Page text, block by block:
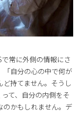
常に外側の情報にさ
「自分の心の中で何が
持てません。そうし
て、自分の内側をそ
のかもしれません。デ